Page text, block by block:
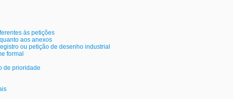
às petições
aos anexos
ou petição de desenho industrial
formal
de prioridade